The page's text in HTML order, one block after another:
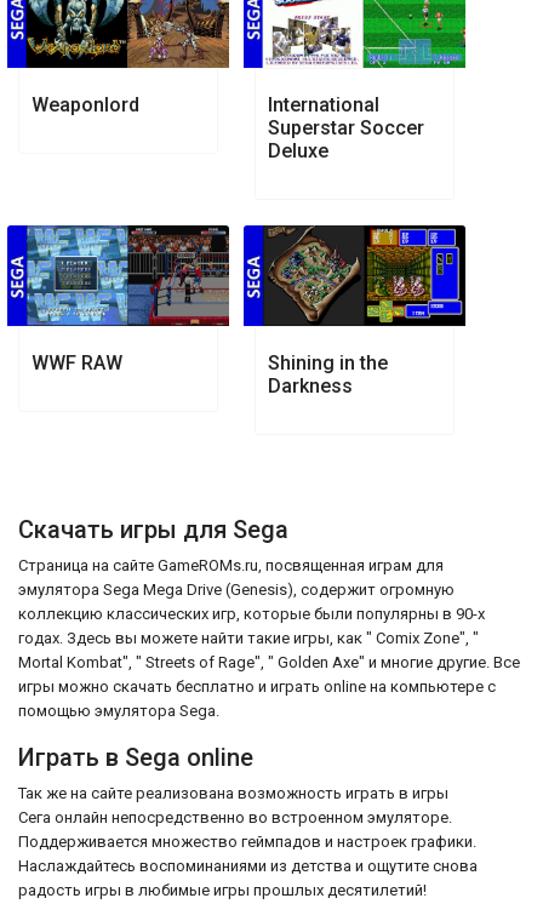
Weaponlord
International
Superstar Soccer
Deluxe
WWF RAW
Shining in the
Darkness
Скачать игры для Sega
Страница на сайте GameROMs.ru, посвященная играм для
эмулятора Sega Mega Drive (Genesis), содержит огромную
коллекцию классических игр, которые были популярны в 90-х
годах. Здесь вы можете найти такие игры, как " Comix Zone", "
Mortal Kombat", " Streets of Rage", " Golden Axe" и многие другие. Все
игры можно скачать бесплатно и играть online на компьютере с
помощью эмулятора Sega.
Играть в Sega online
Так же на сайте реализована возможность играть в игры
Сега онлайн непосредственно во встроенном эмуляторе.
Поддерживается множество геймпадов и настроек графики.
Наслаждайтесь воспоминаниями из детства и ощутите снова
радость игры в любимые игры прошлых десятилетий!